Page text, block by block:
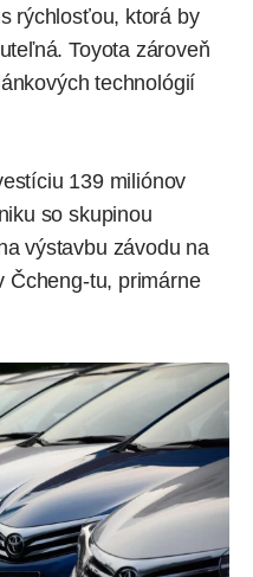
rýchlosťou, ktorá by
Toyota zároveň
technológií
139 miliónov
so skupinou
výstavbu závodu na
Čcheng-tu, primárne